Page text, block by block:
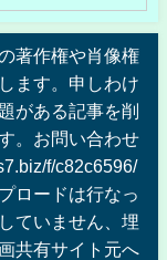
著作権や肖像権
ます。申しわけ
がある記事を削
。お問い合わせ
f/c82c6596/
ロードは行なっ
ていません、埋
共有サイト元へ